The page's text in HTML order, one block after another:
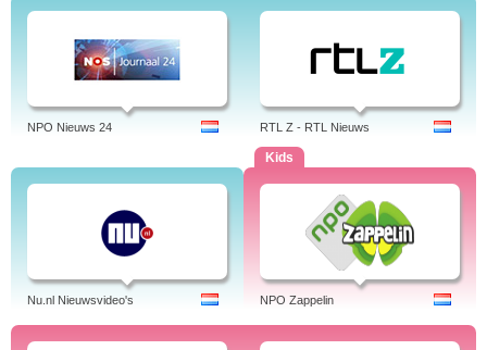
NPO Nieuws 24 RTL Z - RTL Nieuws
Nu.nl Nieuwsvideo's
Kids
NPO Zappelin